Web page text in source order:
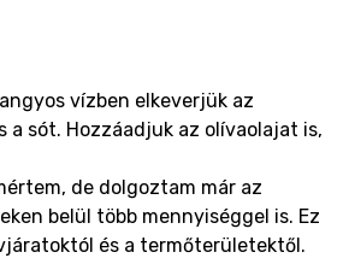
vízben elkeverjük az
a sót. Hozzáadjuk az olívaolajat is,
de dolgoztam már az
belül több mennyiséggel is. Ez
és a termőterületektől.